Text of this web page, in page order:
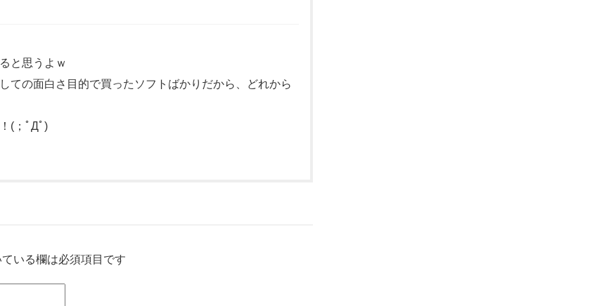
と思うよｗ
ての面白さ目的で買ったソフトばかりだから、どれから
(；ﾟДﾟ)
いる欄は必須項目です